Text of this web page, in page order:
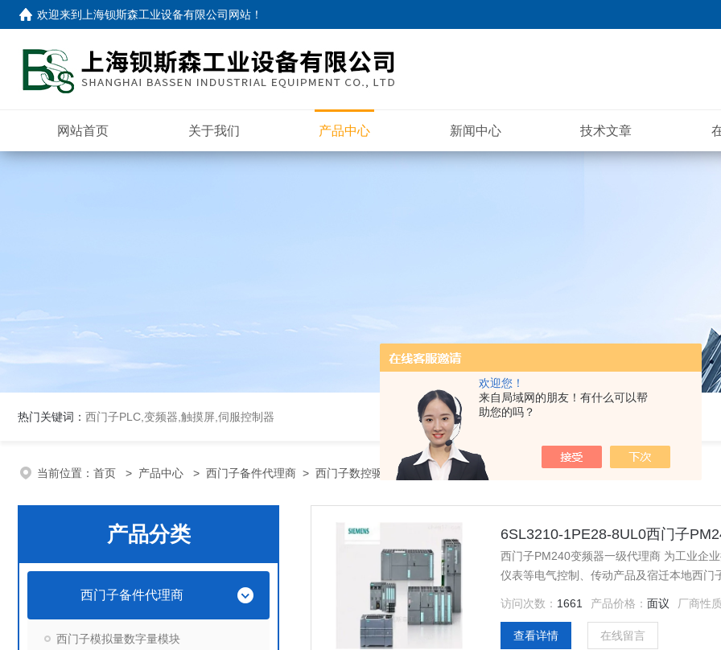
欢迎您！
来自局域网的朋友！有什么可以帮
助您的吗？
欢迎来到 上海钡斯森工业设备有限公司网站 ！
网站首页 关于我们 产品中心 新闻中心 技术文章
热门关键词： 西门子PLC,变频器,触摸屏,伺服控制器
当前位置： 首页 > 产品中心 > 西门子备件代理商 > 西门子数控驱动模块
产品分类
西门子备件代理商
西门子模拟量数字量模块
6SL3210-1PE28-8UL0西门子
西门子PM240变频器一级代理商 为工业企
仪表等电气控制、传动产品及宿迁本地西门
访问次数： 1661 产品价格： 面议 厂商性质
查看详情 在线留言